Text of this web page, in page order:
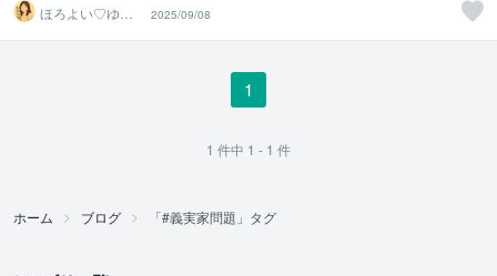
ほろよい♡ゆる
っと韓国嫁ライ
フ
2025/09/08
1
1 件中 1 - 1 件
ホーム ブログ 「#義実家問題」タグ